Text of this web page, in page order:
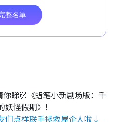
你睇👹《蜡笔小新剧场版：千
怪假期》！
们点样联手拯救屋企人啦↓